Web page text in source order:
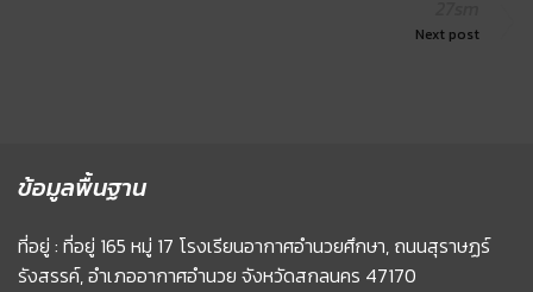
Next post
ข้อมูลพื้นฐาน
ที่อยู่ : ที่อยู่ 165 หมู่ 17 โรงเรียนอากาศอำนวยศึกษา, ถนนสุราษฏร์
รังสรรค์, อำเภออากาศอำนวย จังหวัดสกลนคร 47170